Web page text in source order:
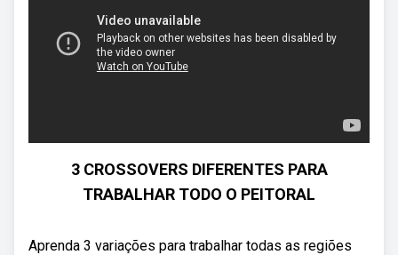
3 CROSSOVERS DIFERENTES PARA
TRABALHAR TODO O PEITORAL
Aprenda 3 variações para trabalhar todas as regiões